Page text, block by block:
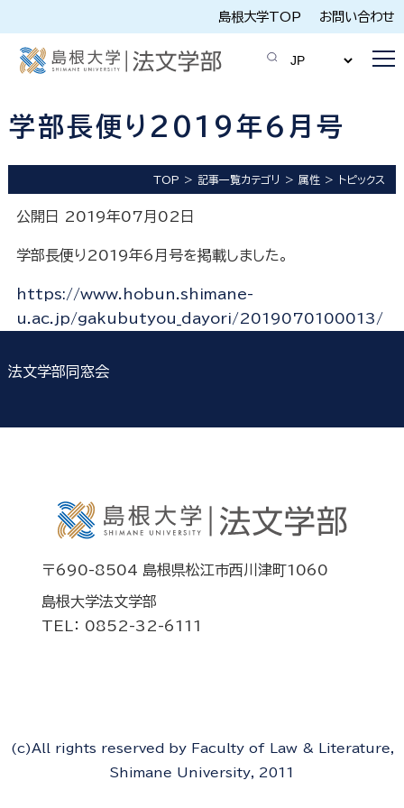
島根大学TOP お問い合わせ
学部長便り2019年6月号
TOP 記事一覧カテゴリ 属性 トピックス
公開日 2019年07月02日
学部長便り2019年6月号を掲載しました。
https://www.hobun.shimane-
u.ac.jp/gakubutyou_dayori/2019070100013/
法文学部同窓会
〒690-8504 島根県松江市西川津町1060
島根大学法文学部
TEL： 0852-32-6111
(c)All rights reserved by Faculty of Law & Literature,
Shimane University, 2011